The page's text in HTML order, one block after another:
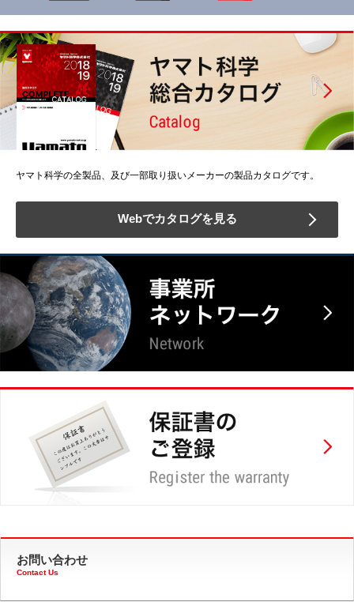
ヤマト科学の全製品、及び一部取り扱いメーカーの製品カタログです。
Webでカタログを見る
お問い合わせ
Contact Us